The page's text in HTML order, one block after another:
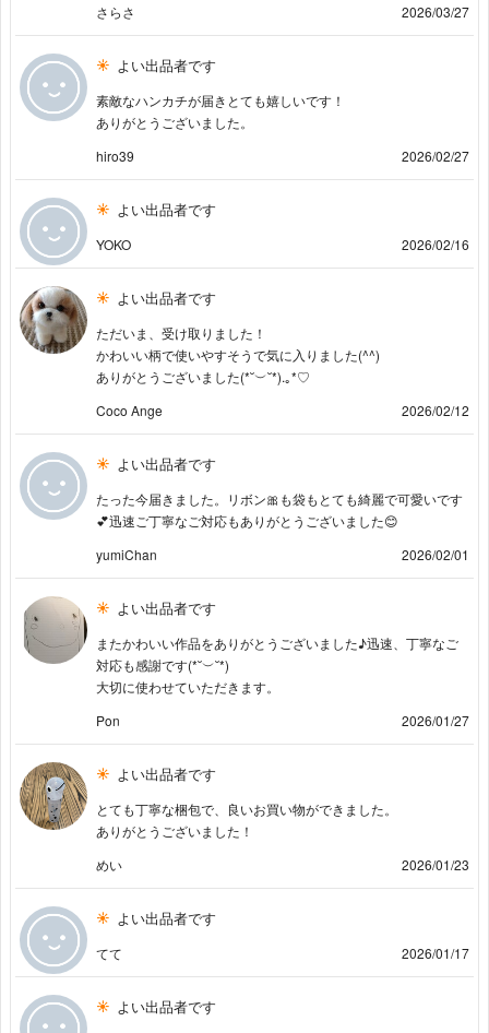
さらさ
2026/03/27
よい出品者です
素敵なハンカチが届きとても嬉しいです！
ありがとうございました。
hiro39
2026/02/27
よい出品者です
YOKO 2026/02/16
よい出品者です
ただいま、受け取りました！
かわいい柄で使いやすそうで気に入りました(^^)
ありがとうございました(⁠*⁠˘⁠︶⁠˘⁠*⁠)⁠.⁠｡⁠*⁠♡
Coco Ange
2026/02/12
よい出品者です
たった今届きました。リボン🎀も袋もとても綺麗で可愛いです
💕迅速ご丁寧なご対応もありがとうございました😊
yumiChan
2026/02/01
よい出品者です
またかわいい作品をありがとうございました♪迅速、丁寧なご
対応も感謝です(⁠*⁠˘⁠︶⁠˘⁠*⁠)⁠
大切に使わせていただきます。
Pon
2026/01/27
よい出品者です
とても丁寧な梱包で、良いお買い物ができました。
ありがとうございました！
めい
2026/01/23
よい出品者です
てて 2026/01/17
よい出品者です